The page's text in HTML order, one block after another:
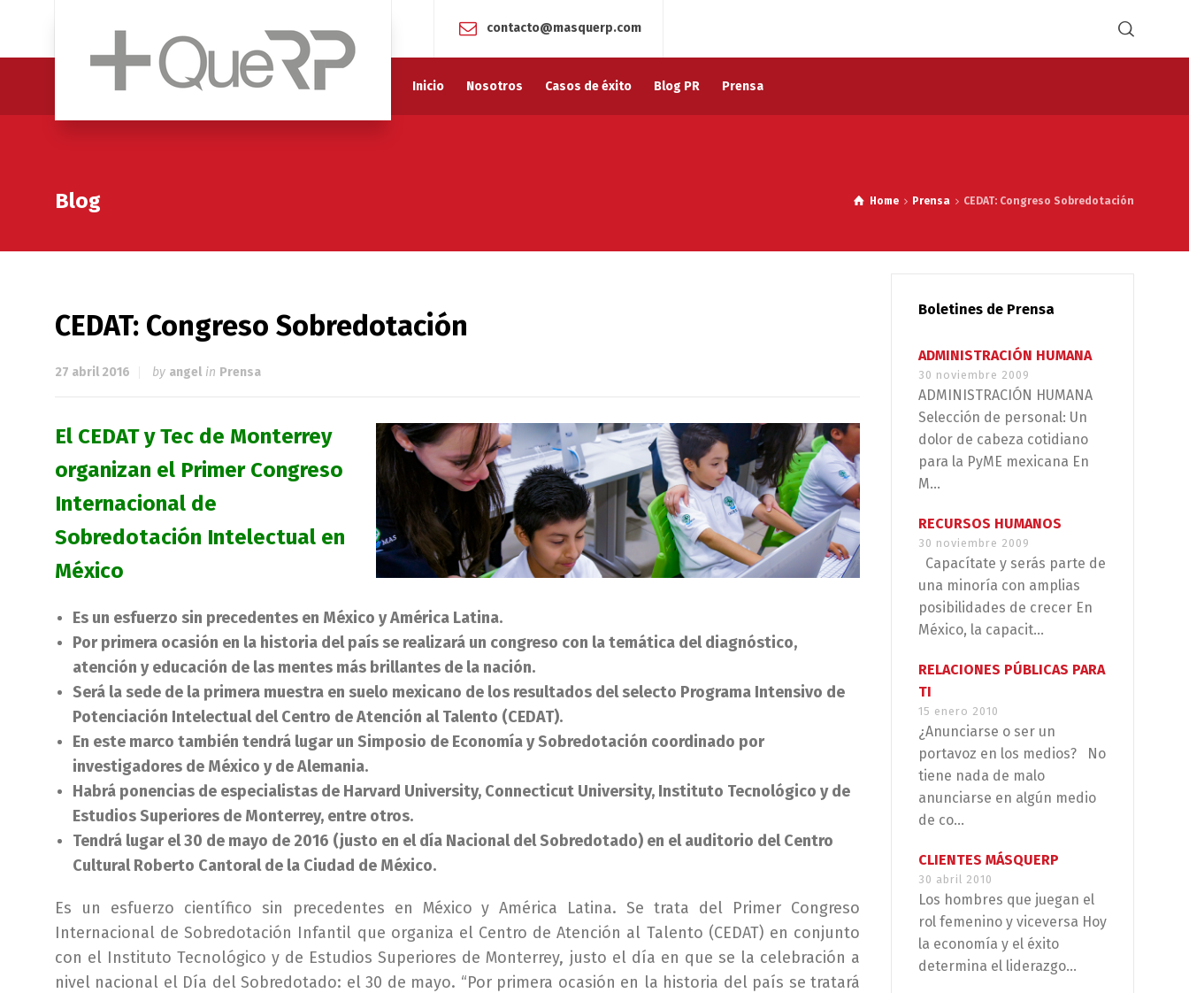
contacto@masquerp.com
Inicio Nosotros Casos de éxito Blog PR Prensa
Blog Home Prensa CEDAT: Congreso Sobredotación
CEDAT: Congreso Sobredotación
27 abril 2016 by angel in Prensa
El CEDAT y Tec de Monterrey
organizan el Primer Congreso
Internacional de
Sobredotación Intelectual en
México
Es un esfuerzo sin precedentes en México y América Latina.
Por primera ocasión en la historia del país se realizará un congreso con la temática del diagnóstico,
atención y educación de las mentes más brillantes de la nación.
Será la sede de la primera muestra en suelo mexicano de los resultados del selecto Programa Intensivo de
Potenciación Intelectual del Centro de Atención al Talento (CEDAT).
En este marco también tendrá lugar un Simposio de Economía y Sobredotación coordinado por
investigadores de México y de Alemania.
Habrá ponencias de especialistas de Harvard University, Connecticut University, Instituto Tecnológico y de
Estudios Superiores de Monterrey, entre otros.
Tendrá lugar el 30 de mayo de 2016 (justo en el día Nacional del Sobredotado) en el auditorio del Centro
Cultural Roberto Cantoral de la Ciudad de México.
Es un esfuerzo científico sin precedentes en México y América Latina. Se trata del Primer Congreso
Internacional de Sobredotación Infantil que organiza el Centro de Atención al Talento (CEDAT) en conjunto
con el Instituto Tecnológico y de Estudios Superiores de Monterrey, justo el día en que se la celebración a
nivel nacional el Día del Sobredotado: el 30 de mayo. “Por primera ocasión en la historia del país se tratará
Boletines de Prensa
ADMINISTRACIÓN HUMANA
30 noviembre 2009
ADMINISTRACIÓN HUMANA
Selección de personal: Un
dolor de cabeza cotidiano
para la PyME mexicana En
M...
RECURSOS HUMANOS
30 noviembre 2009
Capacítate y serás parte de
una minoría con amplias
posibilidades de crecer En
México, la capacit...
RELACIONES PÚBLICAS PARA
TI
15 enero 2010
¿Anunciarse o ser un
portavoz en los medios? No
tiene nada de malo
anunciarse en algún medio
de co...
CLIENTES MÁSQUERP
30 abril 2010
Los hombres que juegan el
rol femenino y viceversa Hoy
la economía y el éxito
determina el liderazgo...